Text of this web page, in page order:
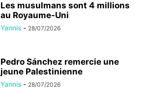
Les musulmans sont 4 millions
au Royaume-Uni
Yannis - 28/07/2026
Pedro Sánchez remercie une
jeune Palestinienne
Yannis - 28/07/2026